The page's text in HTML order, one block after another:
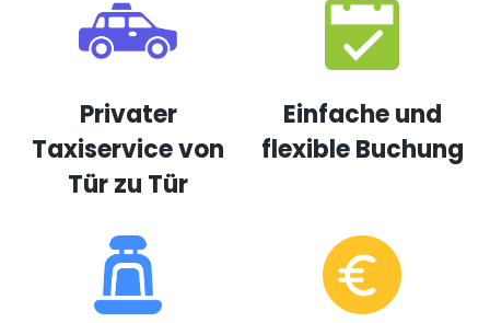
Privater
Taxiservice von
Tür zu Tür
Einfache und
flexible Buchung